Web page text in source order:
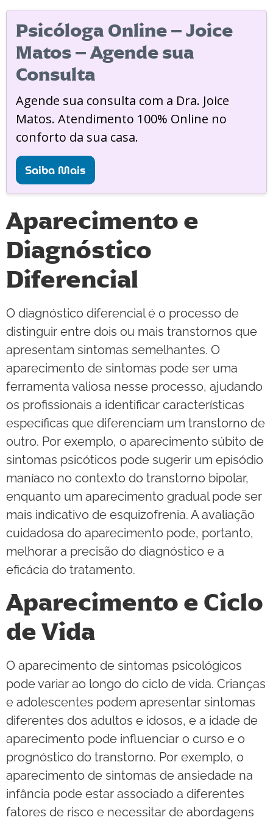
Psicóloga Online – Joice
Matos – Agende sua
Consulta
Agende sua consulta com a Dra. Joice
Matos. Atendimento 100% Online no
conforto da sua casa.
Saiba Mais
Aparecimento e
Diagnóstico
Diferencial
O diagnóstico diferencial é o processo de
distinguir entre dois ou mais transtornos que
apresentam sintomas semelhantes. O
aparecimento de sintomas pode ser uma
ferramenta valiosa nesse processo, ajudando
os profissionais a identificar características
específicas que diferenciam um transtorno de
outro. Por exemplo, o aparecimento súbito de
sintomas psicóticos pode sugerir um episódio
maníaco no contexto do transtorno bipolar,
enquanto um aparecimento gradual pode ser
mais indicativo de esquizofrenia. A avaliação
cuidadosa do aparecimento pode, portanto,
melhorar a precisão do diagnóstico e a
eficácia do tratamento.
Aparecimento e Ciclo
de Vida
O aparecimento de sintomas psicológicos
pode variar ao longo do ciclo de vida. Crianças
e adolescentes podem apresentar sintomas
diferentes dos adultos e idosos, e a idade de
aparecimento pode influenciar o curso e o
prognóstico do transtorno. Por exemplo, o
aparecimento de sintomas de ansiedade na
infância pode estar associado a diferentes
fatores de risco e necessitar de abordagens